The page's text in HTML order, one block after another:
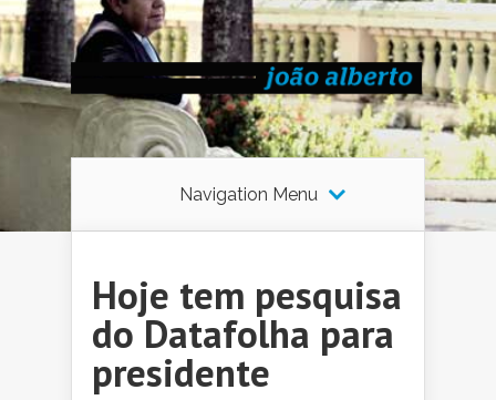
Navigation Menu
Hoje tem pesquisa
do Datafolha para
presidente